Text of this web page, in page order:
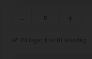
- +
På lager, klar til levering